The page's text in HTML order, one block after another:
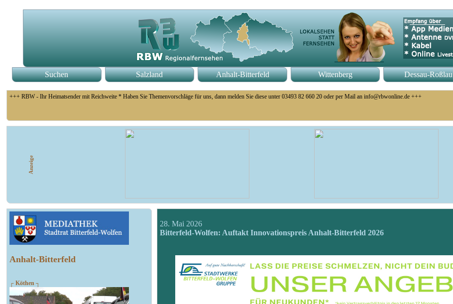
Suchen Salzland Anhalt-Bitterfeld Wittenberg Dessau-Roßlau
+++ RBW - Ihr Heimatsender mit Reichweite * Haben Sie Themenvorschläge für uns, dann melden Sie diese unter 03493 82 660 20 oder per Mail an info@rbwonline.de +++
+++ Fußball Oberliga Süd 1. Spieltag: SG Union Sandersdorf - VfB 1921 Krieschow, So 14 Uhr +++
Anhalt-Bitterfeld
┌ Köthen ┐
28. Mai 2026
Bitterfeld-Wolfen: Auftakt Innovationspreis Anhalt-Bitterfeld 2026
Anzeige